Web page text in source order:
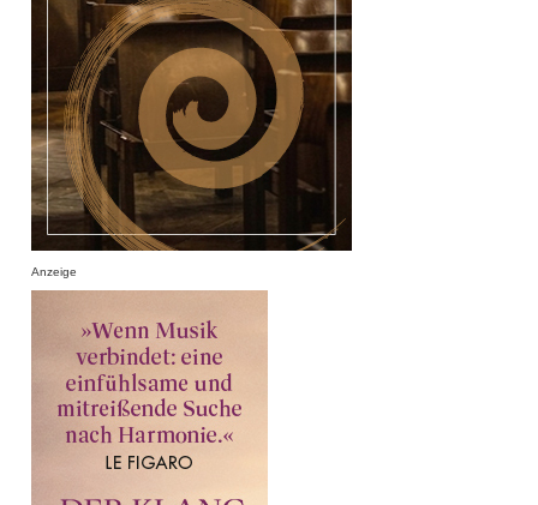
Anzeige